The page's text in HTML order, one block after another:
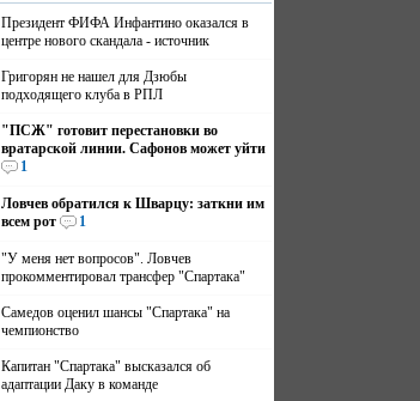
Президент ФИФА Инфантино оказался в
центре нового скандала - источник
Григорян не нашел для Дзюбы
подходящего клуба в РПЛ
"ПСЖ" готовит перестановки во
вратарской линии. Сафонов может уйти
1
Ловчев обратился к Шварцу: заткни им
всем рот
1
"У меня нет вопросов". Ловчев
прокомментировал трансфер "Спартака"
Самедов оценил шансы "Спартака" на
чемпионство
Капитан "Спартака" высказался об
адаптации Даку в команде